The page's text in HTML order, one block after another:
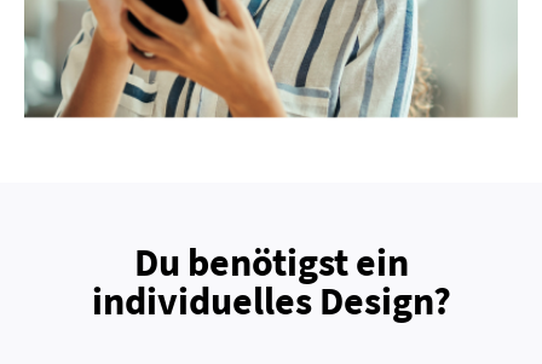
Du benötigst ein
individuelles Design?